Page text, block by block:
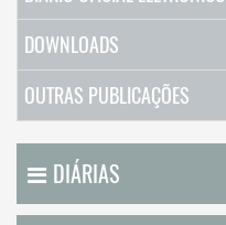
DOWNLOADS
OUTRAS PUBLICAÇÕES
DIÁRIAS